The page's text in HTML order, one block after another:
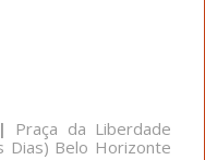
Praça da Liberdade
Dias) Belo Horizonte